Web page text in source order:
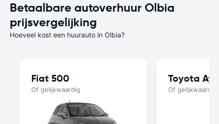
Betaalbare autoverhuur Olbia
prijsvergelijking
Hoeveel kost een huurauto in Olbia?
Fiat 500
Of gelijkwaardig
Toyota
Of gelijkwaardig